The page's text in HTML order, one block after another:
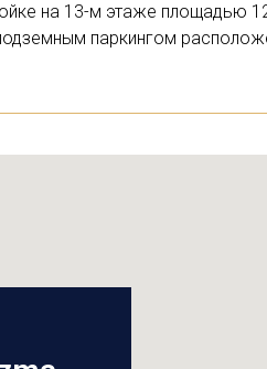
на 13-м этаже площадью
паркингом